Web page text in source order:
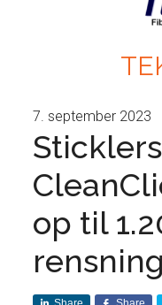
7. september 2023
op til